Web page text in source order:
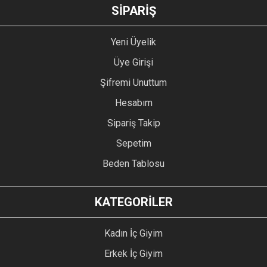
GÖNDER
SİPARİŞ
Yeni Üyelik
Üye Girişi
Şifremi Unuttum
Hesabım
Sipariş Takip
Sepetim
Beden Tablosu
KATEGORİLER
Kadın İç Giyim
Erkek İç Giyim